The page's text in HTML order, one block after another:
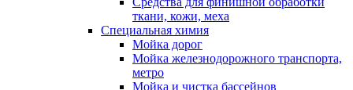
ткани, кожи, меха
Специальная химия
Мойка дорог
Мойка железнодорожного транспорта,
метро
Мойка и чистка бассейнов